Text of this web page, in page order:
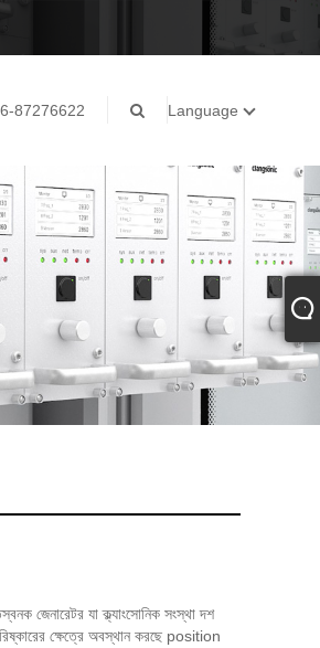
87276622 Language
জেনারেটর যা ক্ল্যাংসোনিক সংস্থা দশ
ক্ষেত্রে অবস্থান করছে position